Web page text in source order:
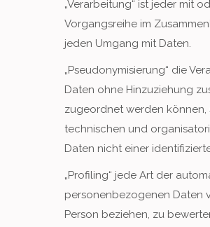
„Verarbeitung“ ist jeder mit
Vorgangsreihe im
jeden Umgang mit Daten.
„Pseudonymisierung“ die
Daten ohne Hinzuziehung
zugeordnet werden
technischen und
Daten nicht einer
„Profiling“ jede Art der
personenbezogenen Daten
Person beziehen, zu